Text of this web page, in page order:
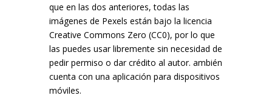
que en las dos anteriores, todas las
imágenes de Pexels están bajo la licencia
Creative Commons Zero (CC0), por lo que
las puedes usar libremente sin necesidad de
pedir permiso o dar crédito al autor. ambién
cuenta con una aplicación para dispositivos
móviles.